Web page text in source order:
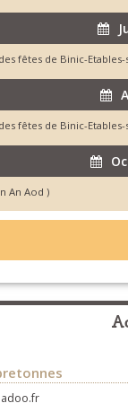
fêtes de Binic-
fêtes de Binic-
An Aod )